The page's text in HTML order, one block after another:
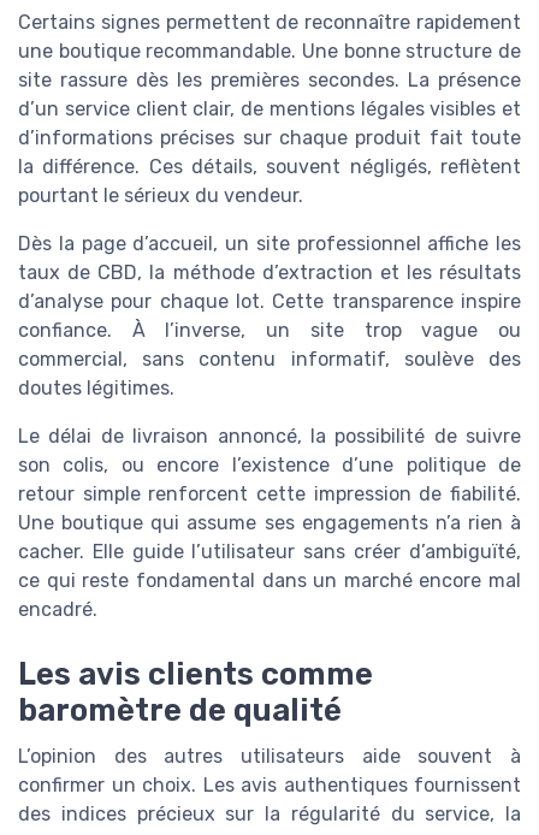
Certains signes permettent de reconnaître rapidement
une boutique recommandable. Une bonne structure de
site rassure dès les premières secondes. La présence
d’un service client clair, de mentions légales visibles et
d’informations précises sur chaque produit fait toute
la différence. Ces détails, souvent négligés, reflètent
pourtant le sérieux du vendeur.
Dès la page d’accueil, un site professionnel affiche les
taux de CBD, la méthode d’extraction et les résultats
d’analyse pour chaque lot. Cette transparence inspire
confiance. À l’inverse, un site trop vague ou
commercial, sans contenu informatif, soulève des
doutes légitimes.
Le délai de livraison annoncé, la possibilité de suivre
son colis, ou encore l’existence d’une politique de
retour simple renforcent cette impression de fiabilité.
Une boutique qui assume ses engagements n’a rien à
cacher. Elle guide l’utilisateur sans créer d’ambiguïté,
ce qui reste fondamental dans un marché encore mal
encadré.
Les avis clients comme
baromètre de qualité
L’opinion des autres utilisateurs aide souvent à
confirmer un choix. Les avis authentiques fournissent
des indices précieux sur la régularité du service, la